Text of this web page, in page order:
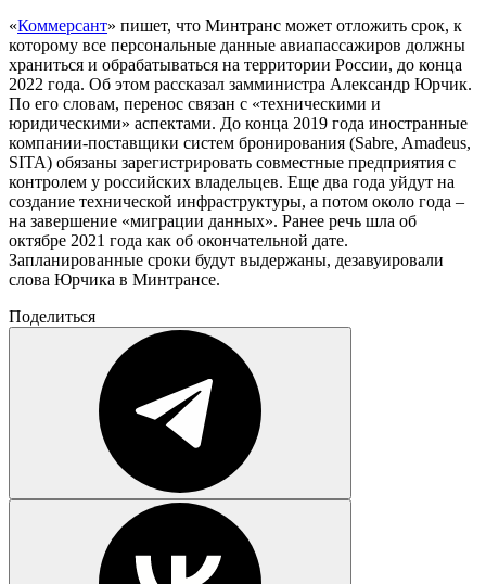
«Коммерсант» пишет, что Минтранс может отложить срок, к
которому все персональные данные авиапассажиров должны
храниться и обрабатываться на территории России, до конца
2022 года. Об этом рассказал замминистра Александр Юрчик.
По его словам, перенос связан с «техническими и
юридическими» аспектами. До конца 2019 года иностранные
компании-поставщики систем бронирования (Sabre, Amadeus,
SITA) обязаны зарегистрировать совместные предприятия с
контролем у российских владельцев. Еще два года уйдут на
создание технической инфраструктуры, а потом около года –
на завершение «миграции данных». Ранее речь шла об
октябре 2021 года как об окончательной дате.
Запланированные сроки будут выдержаны, дезавуировали
слова Юрчика в Минтрансе.
Поделиться